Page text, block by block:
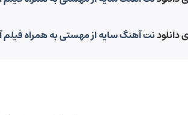
دانلودنت آهنگ سایه از مهستی به همراه فیلم